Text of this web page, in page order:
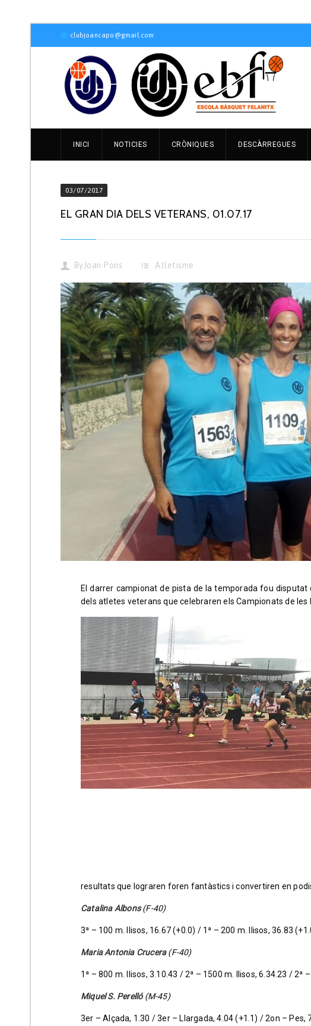
clubjoancapo@gmail.com
INICI NOTICIES CRÒNIQUES DESCÀRREGUES
03/07/2017
EL GRAN DIA DELS VETERANS, 01.07.17
By Joan Pons Atletisme
El darrer campionat de pista de la temporada fou
dels atletes veterans que celebraren els Campionats de
resultats que lograren foren fantàstics i convertiren en
Catalina Albons(F-40)
3ª – 100 m. llisos, 16.67 (+0.0) / 1ª – 200 m. llisos, 36.83
Maria Antonia Crucera(F-40)
1ª – 800 m. llisos, 3.10.43 / 2ª – 1500 m. llisos, 6.34.23 / 2ª
Miquel S. Perelló(M-45)
3er – Alçada, 1.30 / 3er – Llargada, 4.04 (+1.1) / 2on – Pes,